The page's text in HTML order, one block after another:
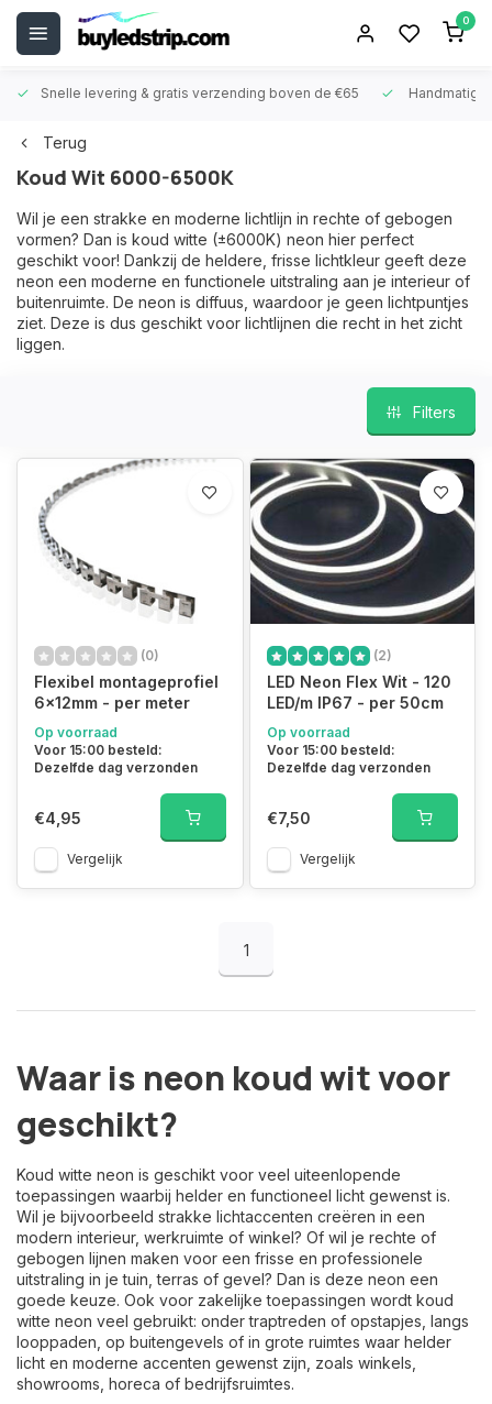
0
Snelle levering & gratis verzending boven de €65
Terug
Koud Wit 6000-6500K
Wil je een strakke en moderne lichtlijn in rechte of gebogen
vormen? Dan is koud witte (±6000K) neon hier perfect
geschikt voor! Dankzij de heldere, frisse lichtkleur geeft deze
neon een moderne en functionele uitstraling aan je interieur of
buitenruimte. De neon is diffuus, waardoor je geen lichtpuntjes
ziet. Deze is dus geschikt voor lichtlijnen die recht in het zicht
liggen.
Filters
(0)
Flexibel montageprofiel
6x12mm - per meter
Op voorraad
Voor 15:00 besteld:
Dezelfde dag verzonden
€4,95
Vergelijk
(2)
LED Neon Flex Wit - 120
LED/m IP67 - per 50cm
Op voorraad
Voor 15:00 besteld:
Dezelfde dag verzonden
€7,50
Vergelijk
1
Waar is neon koud wit voor
geschikt?
Koud witte neon is geschikt voor veel uiteenlopende
toepassingen waarbij helder en functioneel licht gewenst is.
Wil je bijvoorbeeld strakke lichtaccenten creëren in een
modern interieur, werkruimte of winkel? Of wil je rechte of
gebogen lijnen maken voor een frisse en professionele
uitstraling in je tuin, terras of gevel? Dan is deze neon een
goede keuze. Ook voor zakelijke toepassingen wordt koud
witte neon veel gebruikt: onder traptreden of opstapjes, langs
looppaden, op buitengevels of in grote ruimtes waar helder
licht en moderne accenten gewenst zijn, zoals winkels,
showrooms, horeca of bedrijfsruimtes.